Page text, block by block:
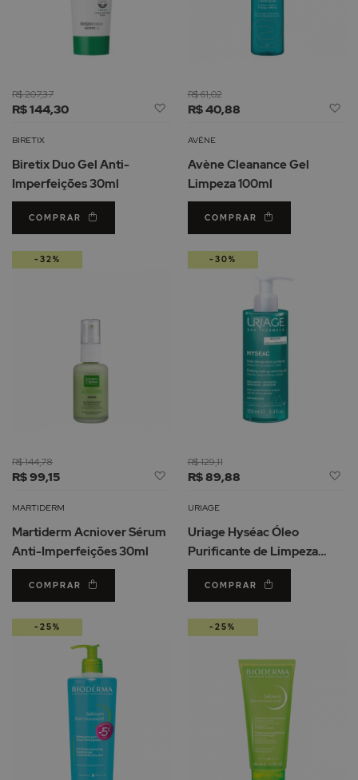
R$ 144,30
R$ 207,37
Adicionar
Lista
Desejos
BIRETIX
Biretix Duo Gel Anti-
Imperfeições 30ml
COMPRAR
R$ 40,88
R$ 61,02
AVÈNE
Avène Cleanance Gel
Limpeza 100ml
COMPRAR
R$ 99,15
R$ 144,78
Adicionar
Lista
Desejos
MARTIDERM
Martiderm Acniover Sérum
Anti-Imperfeições 30ml
COMPRAR
-32%
R$ 89,88
R$ 129,11
URIAGE
Uriage Hyséac Óleo
Purificante de Limpeza
100ml
COMPRAR
-30%
-25% -25%